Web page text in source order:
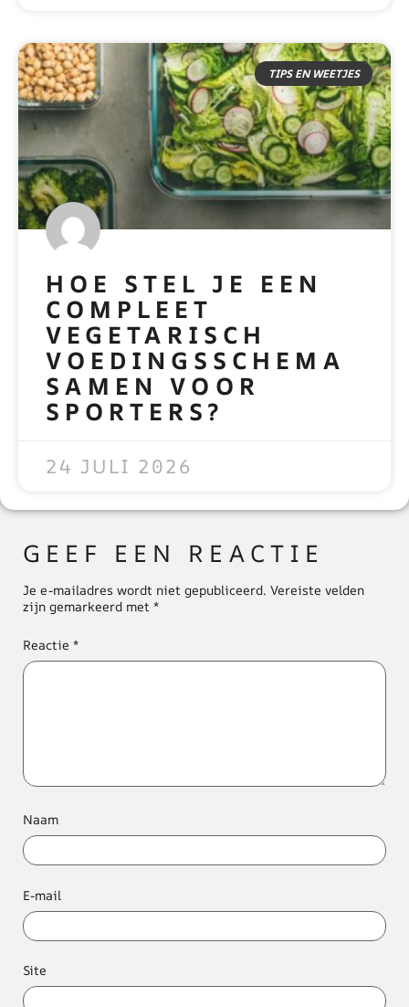
TIPS EN WEETJES
HOE STEL JE EEN
COMPLEET
VEGETARISCH
VOEDINGSSCHEMA
SAMEN VOOR
SPORTERS?
24 JULI 2026
GEEF EEN REACTIE
Je e-mailadres wordt niet gepubliceerd. Vereiste velden
zijn gemarkeerd met *
Reactie *
Naam
E-mail
Site